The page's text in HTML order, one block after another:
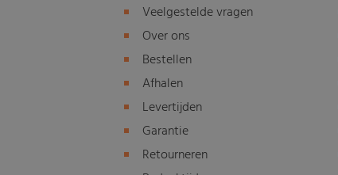
Veelgestelde vragen
Over ons
Bestellen
Afhalen
Levertijden
Garantie
Retourneren